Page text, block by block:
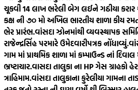
ચૂકવી 14 લાખ ભરેલી બેગ લઈને ગઠીયા
કક્ષ ની ૭૦ મો અખિલ ભારતીય શાળા કીય
ભેર પ્રારંભ.વાંસદા ઝોનમાંથી વ્યવસ્થાપક
રાજેન્દ્રસિંહ પરમારે ઉમેદવારીપત્રક નોંધાવ્યું.
ગામ માં પ્રાથમિક શાળા માં કમ્પાઉન્ડ નાં
ભ્રષ્ટાચાર.વાસદા તાલુકા ના HP ગેસ ગ્રાહકો
ત્રાહિમામ.વાંસદા તાલુકાના કુરેલીયા ગામના